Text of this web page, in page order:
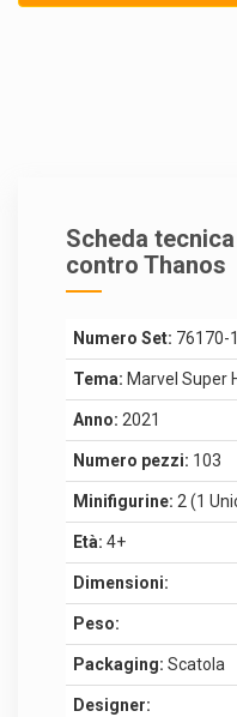
Scheda
contro Thanos
Numero Set: 76170-1
Tema: Marvel Super
Anno: 2021
Numero pezzi: 103
Minifigurine: 2 (1
Età: 4+
Dimensioni:
Peso:
Packaging: Scatola
Designer: